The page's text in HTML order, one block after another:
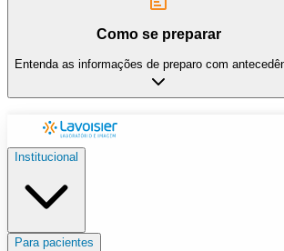
Como se preparar
Entenda as informações de preparo com
Institucional
Para pacientes